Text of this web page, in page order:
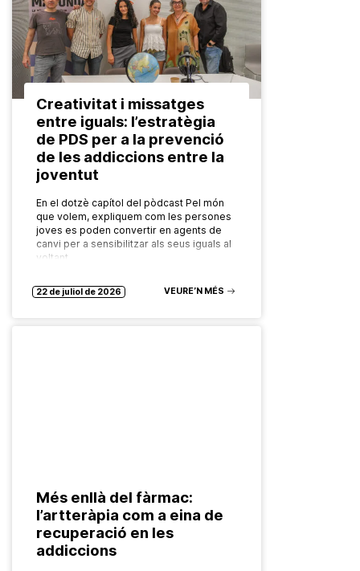
Creativitat i missatges
entre iguals: l’estratègia
de PDS per a la prevenció
de les addiccions entre la
joventut
En el dotzè capítol del pòdcast Pel món
que volem, expliquem com les persones
joves es poden convertir en agents de
canvi per a sensibilitzar als seus iguals al
voltant…
22 de juliol de 2026 VEURE’N MÉS
Més enllà del fàrmac:
l’artteràpia com a eina de
recuperació en les
addiccions